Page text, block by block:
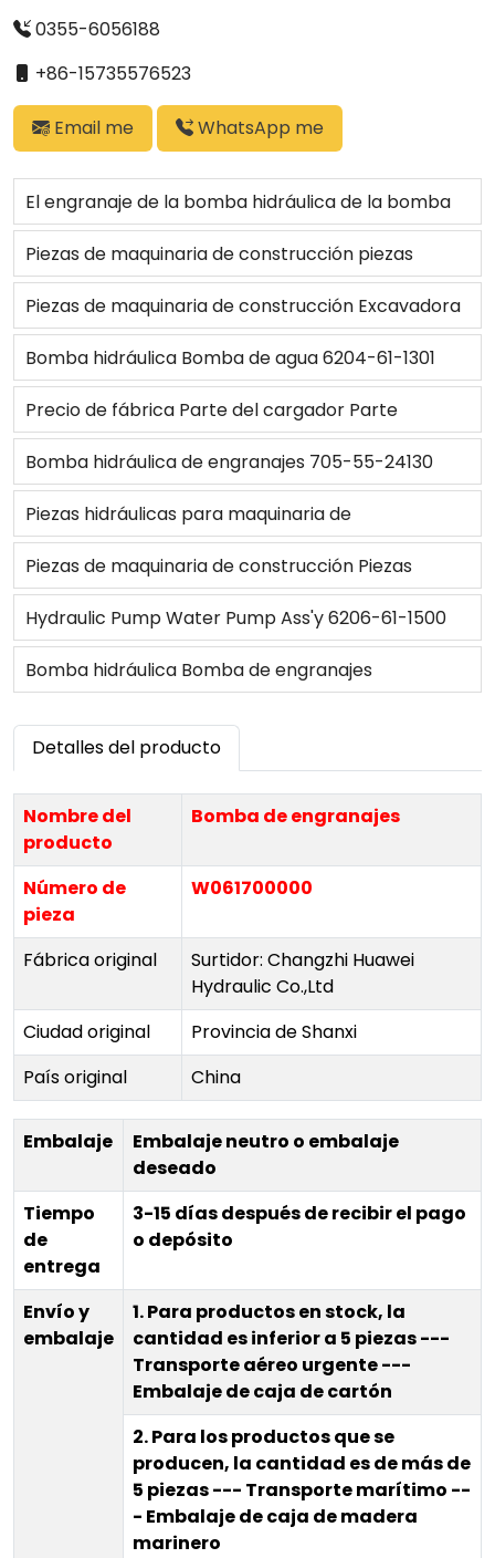
0355-6056188
+86-15735576523
Email me WhatsApp me
El engranaje de la bomba hidráulica de la bomba
de 705-41-08090 para excavadora PC40-7 y
PC50UU-2
Piezas de maquinaria de construcción piezas
hidráulicas Bomba de paletas 1212501 reemplazar
bomba hidráulica Vickers Oem para cargadora de
ruedas 950F 950FII
Piezas de maquinaria de construcción Excavadora
Piezas hidráulicas Bomba de agua Ass'y 7E7398
3522156 para 325
Bomba hidráulica Bomba de agua 6204-61-1301
para motor 4D95S-W/ Bulldozer
Precio de fábrica Parte del cargador Parte
hidráulica 6T3651 Bomba de engranajes Bomba de
transmisión para cargador 966C y 950F
Bomba hidráulica de engranajes 705-55-24130
para cargadora de motor de carga de 21, 2, 2, 1, 2,
Piezas hidráulicas para maquinaria de
construcción, bomba de dirección CBGJ2100 1016-
XF para cargador 937
Piezas de maquinaria de construcción Piezas
hidráulicas Bomba de engranajes 3148760M91 para
MF4240
Hydraulic Pump Water Pump Ass'y 6206-61-1500
for Bulldozer D31-18 GD511A-1
Bomba hidráulica Bomba de engranajes
Detalles del producto
Nombre del
producto
Bomba de engranajes
Número de
pieza
W061700000
Fábrica original
Surtidor: Changzhi Huawei
Hydraulic Co.,Ltd
Ciudad original
Provincia de Shanxi
País original
China
Embalaje
Embalaje neutro o embalaje
deseado
Tiempo
de
entrega
3-15 días después de recibir el pago
o depósito
Envío y
embalaje
1. Para productos en stock, la
cantidad es inferior a 5 piezas ---
Transporte aéreo urgente ---
Embalaje de caja de cartón
2. Para los productos que se
producen, la cantidad es de más de
5 piezas --- Transporte marítimo --
- Embalaje de caja de madera
marinero